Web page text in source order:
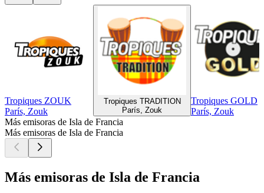
Tropiques ZOUK
París, Zouk
Tropiques TRADITION
París, Zouk
Tropiques GOLD
París, Zouk
Más emisoras de Isla de Francia
Más emisoras de Isla de Francia
Más emisoras de Isla de Francia